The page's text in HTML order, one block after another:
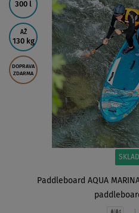
300 l
AŽ
130 kg
DOPRAVA
ZDARMA
Paddleboard AQUA